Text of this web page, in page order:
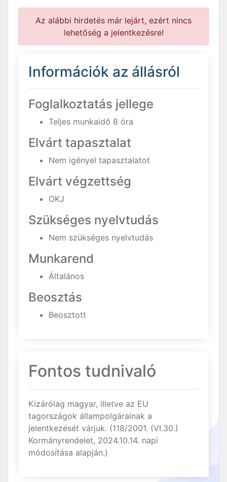
Az alábbi hirdetés már lejárt, ezért nincs
lehetőség a jelentkezésre!
Információk az állásról
Foglalkoztatás jellege
Teljes munkaidő 8 óra
Elvárt tapasztalat
Nem igényel tapasztalatot
Elvárt végzettség
OKJ
Szükséges nyelvtudás
Nem szükséges nyelvtudás
Munkarend
Általános
Beosztás
Beosztott
Fontos tudnivaló
Kizárólag magyar, illetve az EU
tagországok állampolgárainak a
jelentkezését várjuk. (118/2001. (VI.30.)
Kormányrendelet, 2024.10.14. napi
módosítása alapján.)